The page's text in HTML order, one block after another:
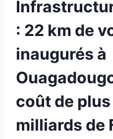
: 22 km de
inaugurés à
coût de
milliards de